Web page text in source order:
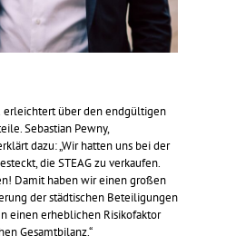
erleichtert über den endgültigen
Sebastian Pewny,
dazu: „Wir hatten uns bei der
die STEAG zu verkaufen.
Damit haben wir einen großen
der städtischen Beteiligungen
einen erheblichen Risikofaktor
Gesamtbilanz.“